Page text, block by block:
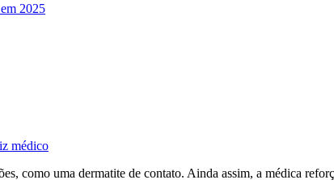
2025
médico
como uma dermatite de contato. Ainda assim, a médica